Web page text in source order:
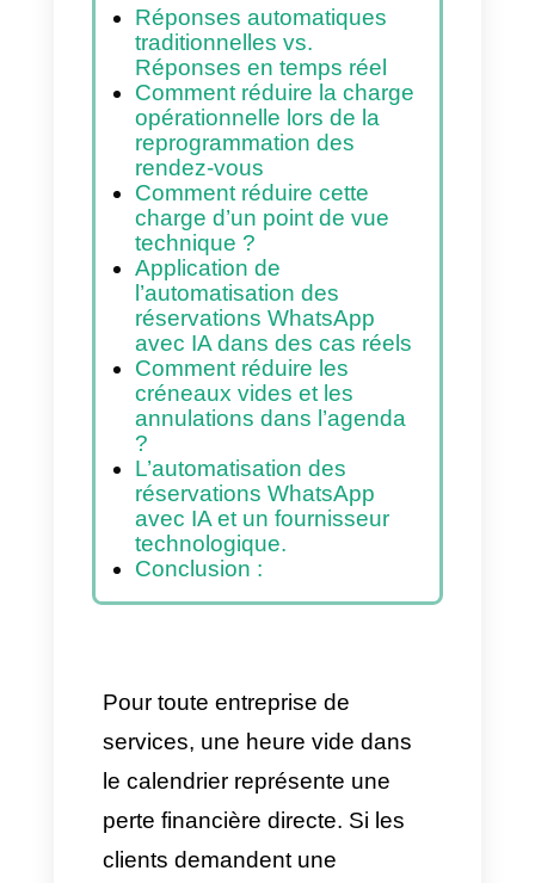
Indice
Réponses automatiques
traditionnelles vs.
Réponses en temps réel
Comment réduire la charge
opérationnelle lors de la
reprogrammation des
rendez-vous
Comment réduire cette
charge d’un point de vue
technique ?
Application de
l’automatisation des
réservations WhatsApp
avec IA dans des cas réels
?
L’automatisation des
réservations WhatsApp
avec IA et un fournisseur
technologique.
Conclusion :